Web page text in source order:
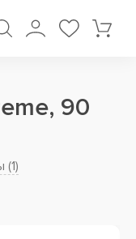
90
(1)